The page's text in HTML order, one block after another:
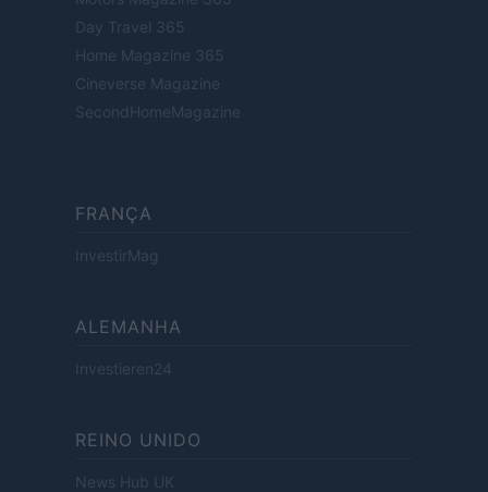
Day Travel 365
Home Magazine 365
Cineverse Magazine
SecondHomeMagazine
FRANÇA
InvestirMag
ALEMANHA
Investieren24
REINO UNIDO
News Hub UK